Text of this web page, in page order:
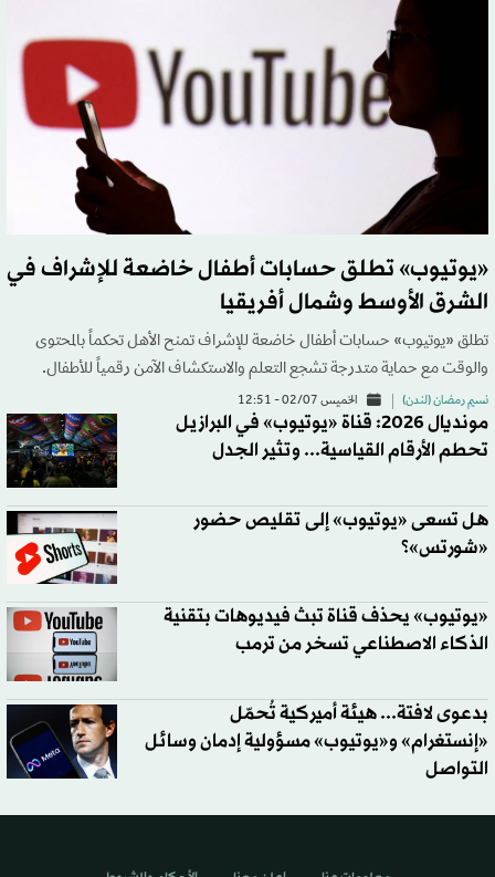
«يوتيوب» تطلق حسابات أطفال خاضعة للإشراف في
الشرق الأوسط وشمال أفريقيا
تطلق «يوتيوب» حسابات أطفال خاضعة للإشراف تمنح الأهل تحكماً بالمحتوى
والوقت مع حماية متدرجة تشجع التعلم والاستكشاف الآمن رقمياً للأطفال.
نسيم رمضان (لندن) الخميس 02/07 - 12:51
مونديال 2026: قناة «يوتيوب» في البرازيل
تحطم الأرقام القياسية... وتثير الجدل
هل تسعى «يوتيوب» إلى تقليص حضور
«شورتس»؟
«يوتيوب» يحذف قناة تبث فيديوهات بتقنية
الذكاء الاصطناعي تسخر من ترمب
بدعوى لافتة... هيئة أميركية تُحمّل
«إنستغرام» و«يوتيوب» مسؤولية إدمان وسائل
التواصل